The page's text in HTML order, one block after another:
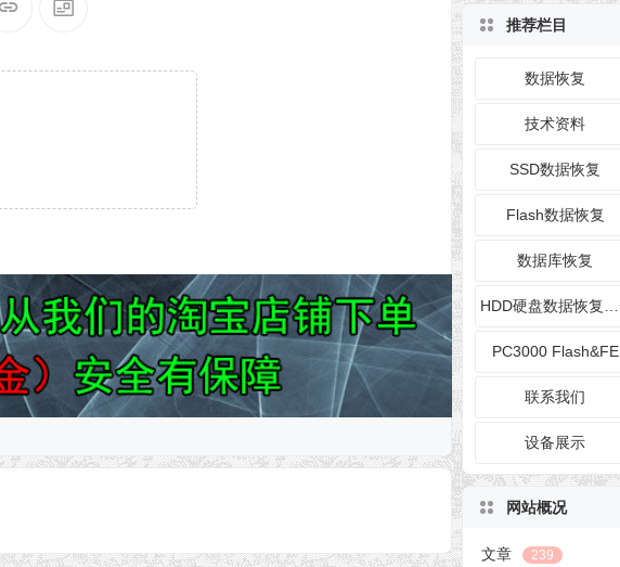
推荐栏目
数据恢复
技术资料
SSD数据恢复
Flash数据恢复
数据库恢复
PC3000 Flash&FE
联系我们
设备展示
网站概况
文章 239